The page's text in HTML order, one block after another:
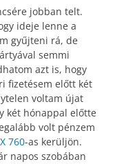
jobban telt.
ideje lenne a
gyűjteni rá, de
semmi
azt is, hogy
fizetésem előtt két
voltam újat
két hónappal előtte
volt pénzem
760-as kerüljön.
napos szobában